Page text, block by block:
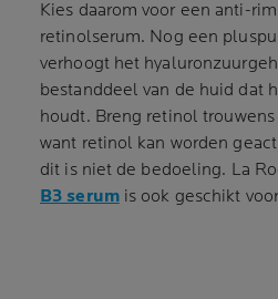
Kies daarom voor een anti-
retinolserum. Nog een
verhoogt het
bestanddeel van de huid dat
houdt. Breng retinol trouwens
want retinol kan worden
dit is niet de bedoeling. La
B3 serumis ook geschikt